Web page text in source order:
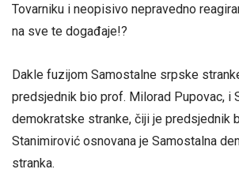
Tovarniku i neopisivo nepravedno
na sve te događaje!?
Dakle fuzijom Samostalne srpske
predsjednik bio prof. Milorad Pupovac, i
demokratske stranke, čiji je predsjednik
Stanimirović osnovana je Samostalna
stranka.